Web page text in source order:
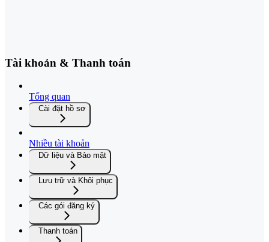
Tài khoản & Thanh toán
Tổng quan
Cài đặt hồ sơ
Nhiều tài khoản
Dữ liệu và Bảo mật
Lưu trữ và Khôi phục
Các gói đăng ký
Thanh toán